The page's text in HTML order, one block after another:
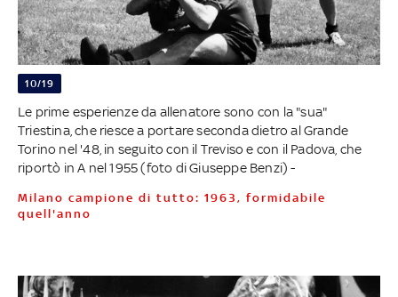
10/19
Le prime esperienze da allenatore sono con la "sua"
Triestina, che riesce a portare seconda dietro al Grande
Torino nel '48, in seguito con il Treviso e con il Padova, che
riportò in A nel 1955 (foto di Giuseppe Benzi) -
Milano campione di tutto: 1963, formidabile
quell'anno